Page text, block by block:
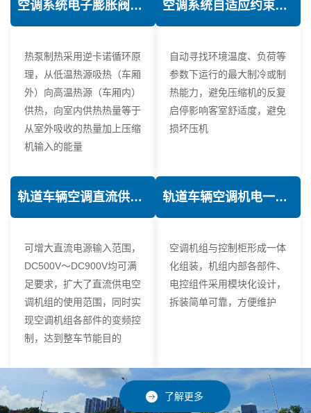
空调系统电子膨胀阀热力学优化技术
热泵制热采用逆卡诺循环原
理，从低温热源吸热（车厢
外）向高温热源（车厢内）
供热，向室内供热热量等于
从室外吸收的热量加上压缩
机输入的能量
空调系统自适应约束控制技术
自动寻找环境温度、负荷等
参数下运行的最大制冷或制
热能力，避免压缩机的反复
启停影响客室舒适度，避免
损坏压机
轨道车辆空调直流供电技术
可增大直流电源输入范围，
DC500V～DC900V均可满
足要求，扩大了直流供电空
调机组的使用范围，同时实
现空调机组各部件的变频控
制，达到整车节能目的
轨道车辆空调机电一体化技术
空调机组与控制柜形成一体
化组装，机组内部各部件、
电控组件采用模块化设计，
拆装简单可靠，方便维护
了解更多